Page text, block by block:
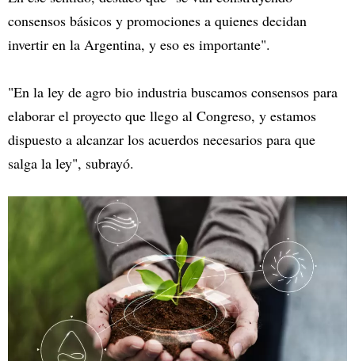
consensos básicos y promociones a quienes decidan
invertir en la Argentina, y eso es importante".
"En la ley de agro bio industria buscamos consensos para
elaborar el proyecto que llego al Congreso, y estamos
dispuesto a alcanzar los acuerdos necesarios para que
salga la ley", subrayó.